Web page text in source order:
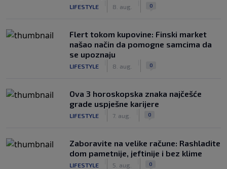
LIFESTYLE 8. aug. 0
Flert tokom kupovine: Finski market
našao način da pomogne samcima da
se upoznaju
LIFESTYLE 8. aug. 0
Ova 3 horoskopska znaka najčešće
grade uspješne karijere
LIFESTYLE 7. aug. 0
Zaboravite na velike račune: Rashladite
dom pametnije, jeftinije i bez klime
LIFESTYLE 5. aug. 0